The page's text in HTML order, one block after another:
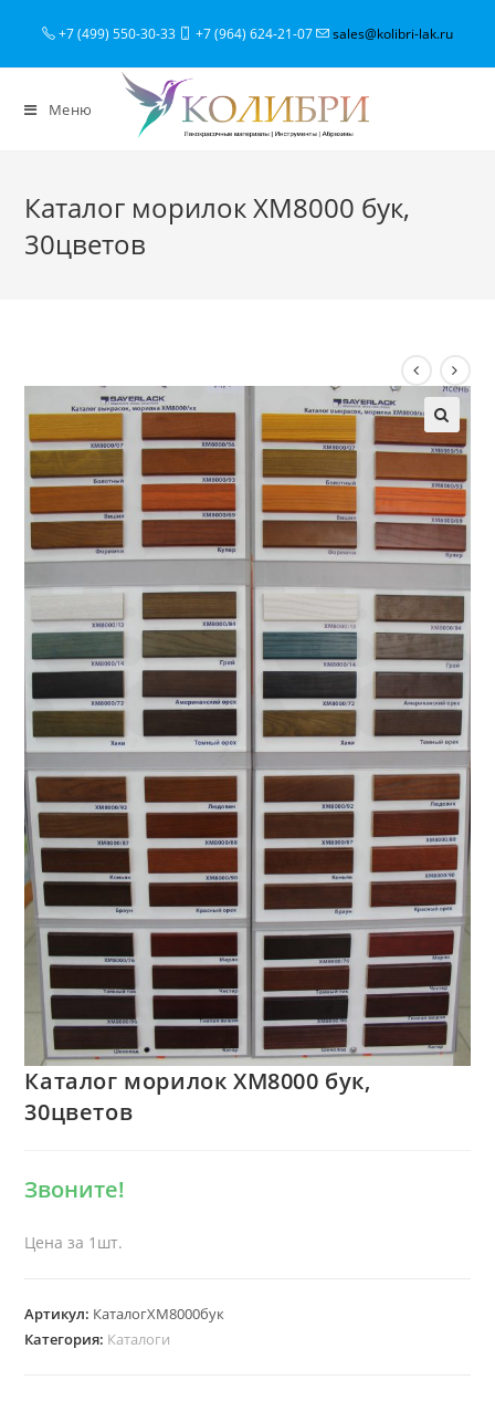
+7 (499) 550-30-33 +7 (964) 624-21-07 sales@kolibri-lak.ru
Меню
Каталог морилок XM8000 бук,
30цветов
Каталог морилок XM8000 бук,
30цветов
Звоните!
Цена за 1шт.
Артикул: КаталогXM8000бук
Категория: Каталоги